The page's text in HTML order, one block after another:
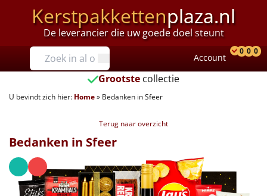
Kerstpakkettenplaza.nl
De leverancier die uw goede doel steunt
Prijzen
Tot €25
€25 tot €35
€40 tot €45
€45 tot €50
Account
0 0 0
Grootste collectie
U bevindt zich hier: Home» Bedanken in Sfeer
Terug naar overzicht
Bedanken in Sfeer